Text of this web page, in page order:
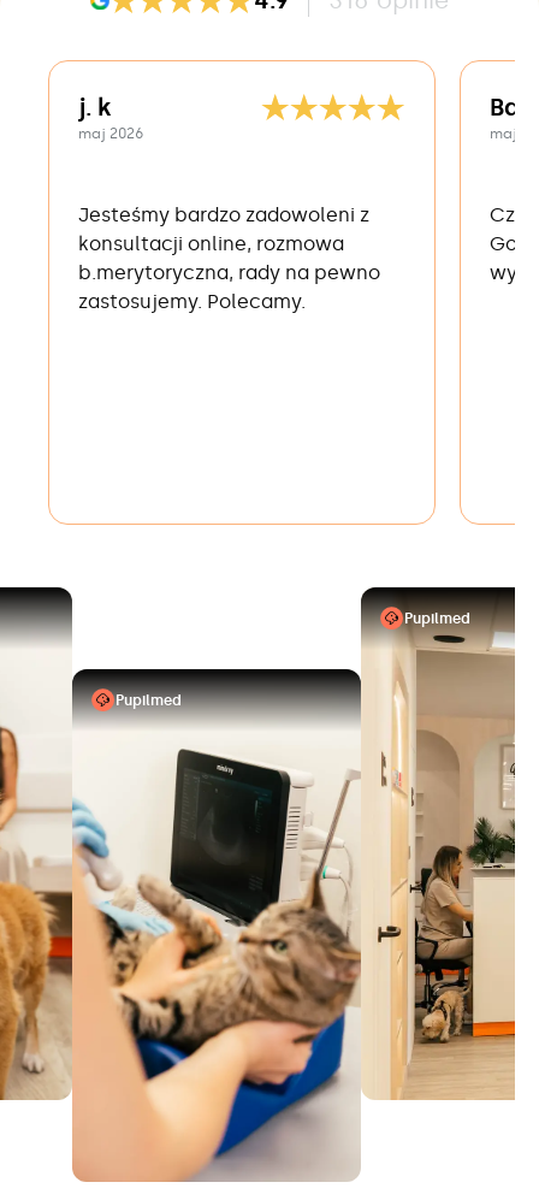
j. k
maj 2026
Jesteśmy bardzo zadowoleni z
konsultacji online, rozmowa
b.merytoryczna, rady na pewno
zastosujemy. Polecamy.
maj
Pupilmed
Pupilmed